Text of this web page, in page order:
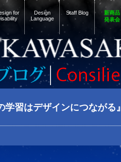
for
Design
Language
Staff Blog
新商品
発表会
学習はデザインにつながる』